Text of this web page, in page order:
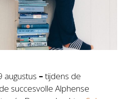
augustus –tijdens de
succesvolle Alphense